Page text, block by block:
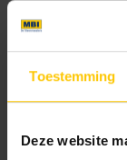
Toestemming
Deze website
er gekozen om
kiezelstenen te
terras tegen de